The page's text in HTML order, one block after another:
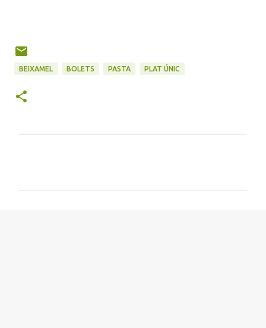
BEIXAMEL BOLETS PASTA PLAT ÚNIC